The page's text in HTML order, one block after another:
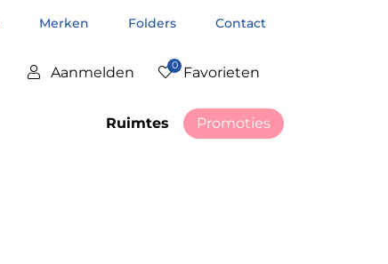
Merken Folders Contact
Aanmelden 0 Favorieten
Ruimtes Promoties